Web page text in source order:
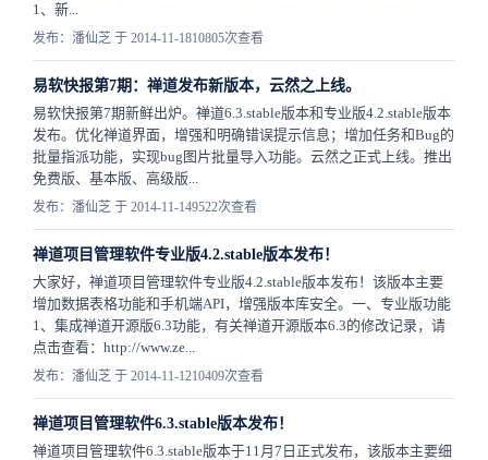
1、新...
发布：潘仙芝 于 2014-11-1810805次查看
易软快报第7期：禅道发布新版本，云然之上线。
易软快报第7期新鲜出炉。禅道6.3.stable版本和专业版4.2.stable版本
发布。优化禅道界面，增强和明确错误提示信息；增加任务和Bug的
批量指派功能，实现bug图片批量导入功能。云然之正式上线。推出
免费版、基本版、高级版...
发布：潘仙芝 于 2014-11-149522次查看
禅道项目管理软件专业版4.2.stable版本发布！
大家好，禅道项目管理软件专业版4.2.stable版本发布！该版本主要
增加数据表格功能和手机端API，增强版本库安全。一、专业版功能
1、集成禅道开源版6.3功能，有关禅道开源版本6.3的修改记录，请
点击查看：http://www.ze...
发布：潘仙芝 于 2014-11-1210409次查看
禅道项目管理软件6.3.stable版本发布！
禅道项目管理软件6.3.stable版本于11月7日正式发布，该版本主要细